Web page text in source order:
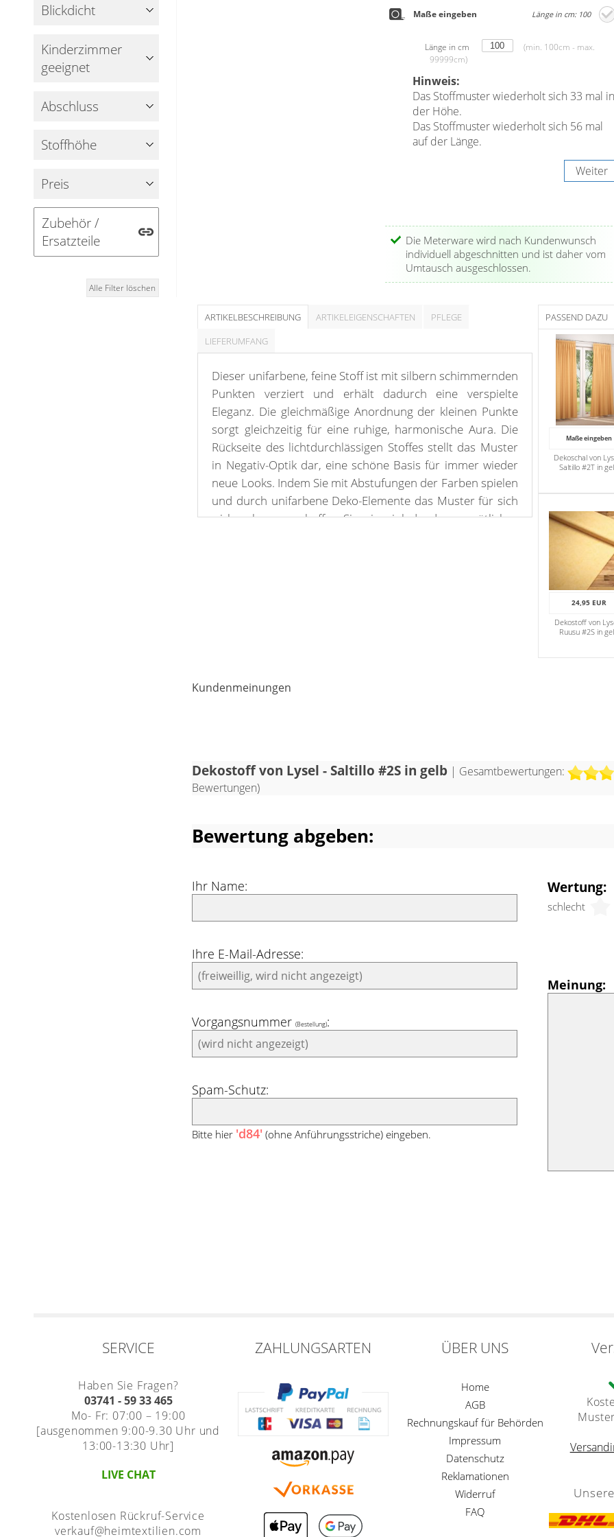
Stoffe
Blickdicht
Kinderzimmer
geeignet
Abschluss
Stoffhöhe
Preis
Zubehör /
Ersatzteile
Alle Filter löschen
Maße eingeben Länge in cm: 100
Länge in cm
(min. 100cm - max.
99999cm)
Hinweis:
Das Stoffmuster wiederholt sich 33 mal in
der Höhe.
Das Stoffmuster wiederholt sich 56 mal
auf der Länge.
Weiter
Die Meterware wird nach Kundenwunsch
individuell abgeschnitten und ist daher vom
Umtausch ausgeschlossen.
ARTIKELBESCHREIBUNG ARTIKELEIGENSCHAFTEN
PFLEGE
LIEFERUMFANG
Dieser unifarbene, feine Stoff ist mit silbern schimmernden
Punkten verziert und erhält dadurch eine verspielte
Eleganz. Die gleichmäßige Anordnung der kleinen Punkte
sorgt gleichzeitig für eine ruhige, harmonische Aura. Die
Rückseite des lichtdurchlässigen Stoffes stellt das Muster
in Negativ-Optik dar, eine schöne Basis für immer wieder
neue Looks. Indem Sie mit Abstufungen der Farben spielen
und durch unifarbene Deko-Elemente das Muster für sich
wirken lassen, schaffen Sie ein einladendes gemütliches
verwandten Gelb- und Orangetönen. Ein freundliches und
einladendes Flair entsteht. Viele Grünpflanzen und
PASSEND DAZU
Maße eingeben
Dekoschal von
Saltillo #2T in
24,95 EUR
Dekostoff von
Ruusu #2S in
Kundenmeinungen
Dekostoff von Lysel - Saltillo #2S in gelb | Gesamtbewertungen:
Bewertungen)
Bewertung abgeben:
Wertung:
schlecht
Meinung:
Ihr Name:
Ihre E-Mail-Adresse:
Vorgangsnummer(Bestellung):
Spam-Schutz:
Bitte hier 'd84' (ohne Anführungsstriche) eingeben.
SERVICE
Haben Sie Fragen?
03741 - 59 33 465
Mo- Fr: 07:00 – 19:00
[ausgenommen 9:00-9.30 Uhr und
13:00-13:30 Uhr]
LIVE CHAT
Kostenlosen Rückruf-Service
verkauf@heimtextilien.com
ZAHLUNGSARTEN ÜBER UNS
Home
AGB
Rechnungskauf für Behörden
Impressum
Datenschutz
Reklamationen
Widerruf
FAQ